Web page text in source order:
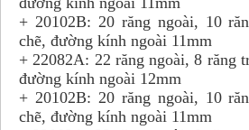
+ 20102B: 20 răng ngoài, 10
chẽ, đường kính ngoài 11mm
+ 22082A: 22 răng ngoài, 8 răng
đường kính ngoài 12mm
+ 20102B: 20 răng ngoài, 10
chẽ, đường kính ngoài 11mm